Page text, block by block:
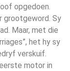
opgedoen.
grootgeword. Sy
Maar, met die
het hy sy
verskuif.
motor in